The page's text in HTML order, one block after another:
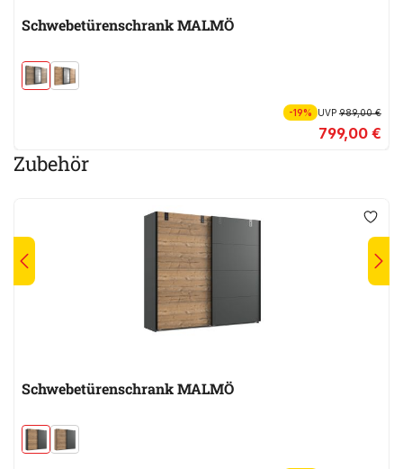
Schwebetürenschrank MALMÖ
-19% UVP989,00 €
799,00 €
Zubehör
Schwebetürenschrank MALMÖ